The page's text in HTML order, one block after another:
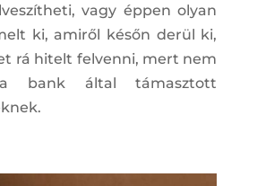
vagy éppen olyan
ki, amiről későn derül ki,
rá hitelt felvenni, mert nem
bank által támasztott